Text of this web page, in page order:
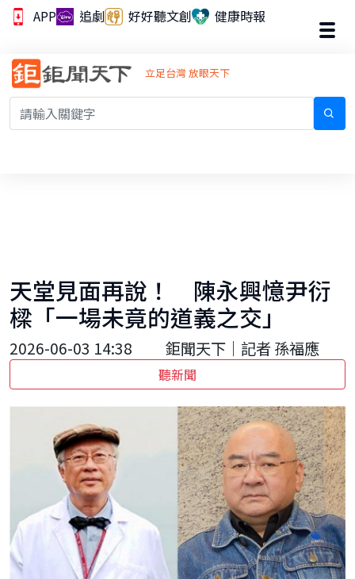
APP 追劇 好好聽文創 健康時報
立足台灣 放眼天下
天堂見面再說！ 陳永興憶尹衍
樑「一場未竟的道義之交」
2026-06-03 14:38 鉅聞天下｜記者 孫福應
聽新聞